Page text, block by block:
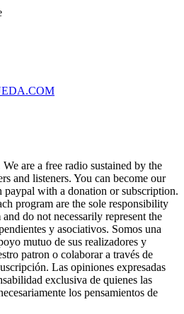
are a free radio sustained by the
and listeners. You can become our
paypal with a donation or subscription.
program are the sole responsibility
do not necessarily represent the
y asociativos. Somos una
mutuo de sus realizadores y
patron o colaborar a través de
Las opiniones expresadas
exclusiva de quienes las
los pensamientos de